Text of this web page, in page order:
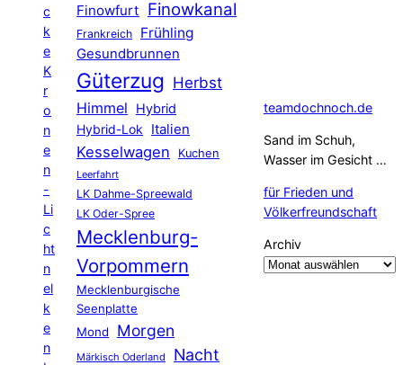
c
k
e
K
r
o
n
e
n
-
Li
c
ht
n
el
k
e
n
Finowfurt Finowkanal
Frankreich Frühling
Gesundbrunnen
Güterzug Herbst
Himmel
Hybrid
Hybrid-Lok Italien
Kesselwagen Kuchen
Leerfahrt
LK Dahme-Spreewald
LK Oder-Spree
Mecklenburg-
Vorpommern
Mecklenburgische
Seenplatte
Mond
Morgen
Märkisch Oderland Nacht
teamdochnoch.de
Sand im Schuh,
Wasser im Gesicht …
für Frieden und
Völkerfreundschaft
Archiv